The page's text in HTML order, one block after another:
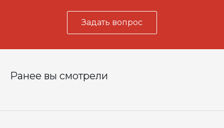
Задать вопрос
Ранее вы смотрели